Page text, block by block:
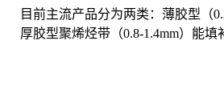
目前主流产品分为两类：薄胶型（
厚胶型聚烯烃带（0.8-1.4mm）能填